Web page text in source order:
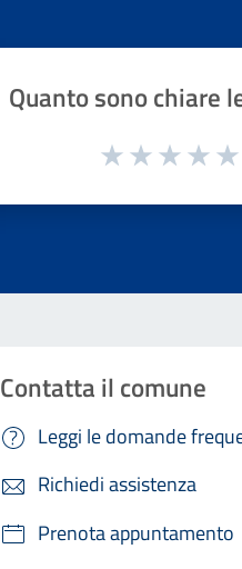
Quanto sono chiare
Valuta da 1 a 5 stelle la pagina
Contatta il comune
Leggi le domande
Richiedi assistenza
Prenota appuntamento